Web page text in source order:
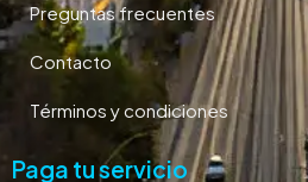
Preguntas frecuentes
Contacto
Términos y condiciones
Paga tu servicio